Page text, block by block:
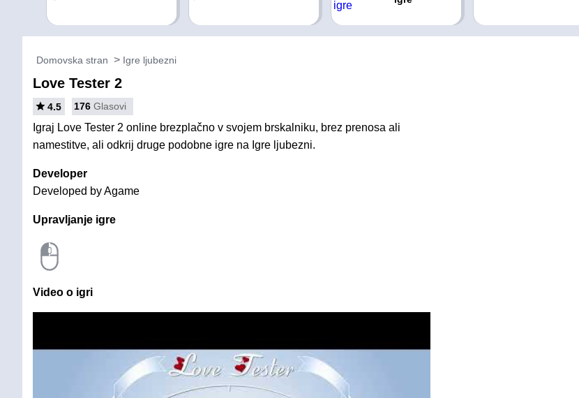
Domovska stran Igre ljubezni
Love Tester 2
4.5 176 Glasovi
Igraj Love Tester 2 online brezplačno v svojem brskalniku, brez prenosa ali
namestitve, ali odkrij druge podobne igre na Igre ljubezni.
Developer
Developed by Agame
Upravljanje igre
Video o igri